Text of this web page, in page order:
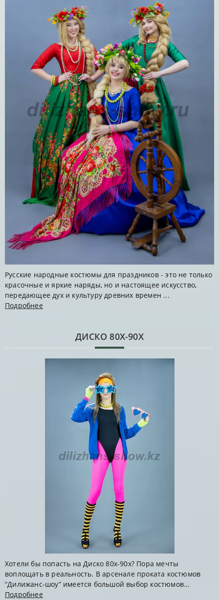
Русские народные костюмы для праздников - это не только
красочные и яркие наряды, но и настоящее искусство,
передающее дух и культуру древних времен ...
Подробнее
ДИСКО 80Х-90Х
Хотели бы попасть на Диско 80х-90х? Пора мечты
воплощать в реальность. В арсенале проката костюмов
“Дилижанс-шоу” имеется большой выбор костюмов...
Подробнее